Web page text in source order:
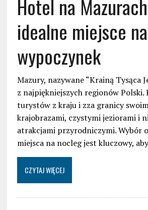
Hotel na
idealne miejsce na
wypoczynek
Mazury, nazywane “Krainą Tysąca
z najpiękniejszych regionów Polski.
turystów z kraju i zza granicy
krajobrazami, czystymi jeziorami i
atrakcjami przyrodniczymi. Wybór
miejsca na nocleg jest kluczowy,
CZYTAJ WIĘCEJ